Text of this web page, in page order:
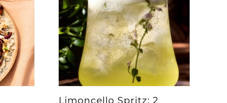
Limoncello Spritz: 2